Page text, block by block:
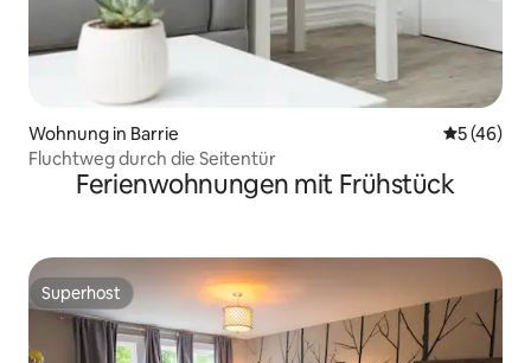
Wohnung in Barrie
5 (46)
Fluchtweg durch die Seitentür
Ferienwohnungen mit Frühstück
Superhost
Superhost